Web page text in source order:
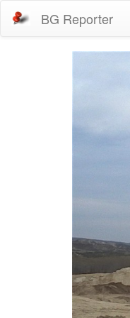
BG Reporter